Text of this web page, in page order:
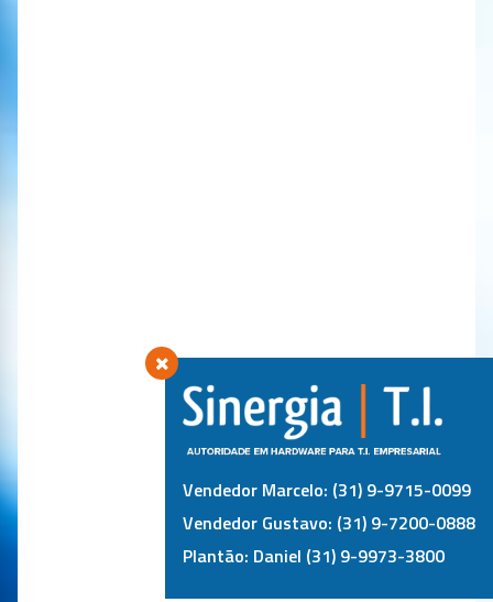
Vendedor Marcelo: (31) 9-9715-0099
Vendedor Gustavo: (31) 9-7200-0888
Plantão: Daniel (31) 9-9973-3800